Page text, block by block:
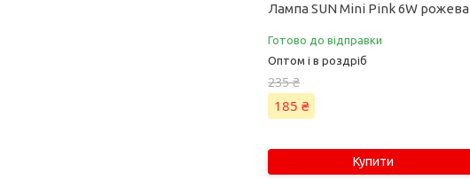
Лампа SUN Mini Pink 6W рожева
Готово до відправки
Оптом і в роздріб
235 ₴
185 ₴
Купити